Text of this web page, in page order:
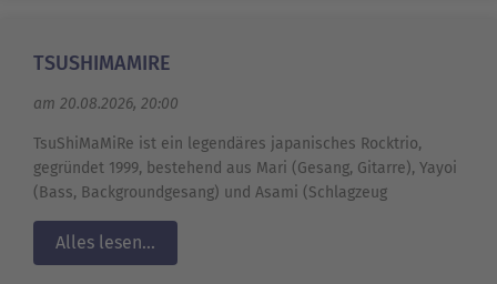
TSUSHIMAMIRE
am 20.08.2026, 20:00
TsuShiMaMiRe ist ein legendäres japanisches Rocktrio,
gegründet 1999, bestehend aus Mari (Gesang, Gitarre), Yayoi
(Bass, Backgroundgesang) und Asami (Schlagzeug
Alles lesen...